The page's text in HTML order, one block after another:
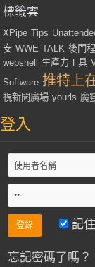
標籤雲
XPipe Tips
安 WWE TALK 後門
webshell
生產力工具
Software 推特上
視新聞廣場 yourls 魔
登入
記
忘記密碼了嗎？